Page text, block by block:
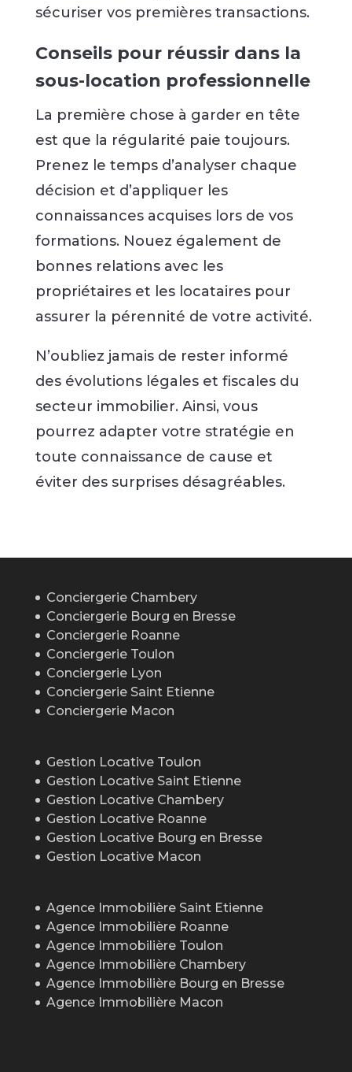
sécuriser vos premières transactions.
Conseils pour réussir dans la
sous-location professionnelle
La première chose à garder en tête
est que la régularité paie toujours.
Prenez le temps d’analyser chaque
décision et d’appliquer les
connaissances acquises lors de vos
formations. Nouez également de
bonnes relations avec les
propriétaires et les locataires pour
assurer la pérennité de votre activité.
N’oubliez jamais de rester informé
des évolutions légales et fiscales du
secteur immobilier. Ainsi, vous
pourrez adapter votre stratégie en
toute connaissance de cause et
éviter des surprises désagréables.
Conciergerie Chambery
Conciergerie Bourg en Bresse
Conciergerie Roanne
Conciergerie Toulon
Conciergerie Lyon
Conciergerie Saint Etienne
Conciergerie Macon
Gestion Locative Toulon
Gestion Locative Saint Etienne
Gestion Locative Chambery
Gestion Locative Roanne
Gestion Locative Bourg en Bresse
Gestion Locative Macon
Agence Immobilière Saint Etienne
Agence Immobilière Roanne
Agence Immobilière Toulon
Agence Immobilière Chambery
Agence Immobilière Bourg en Bresse
Agence Immobilière Macon